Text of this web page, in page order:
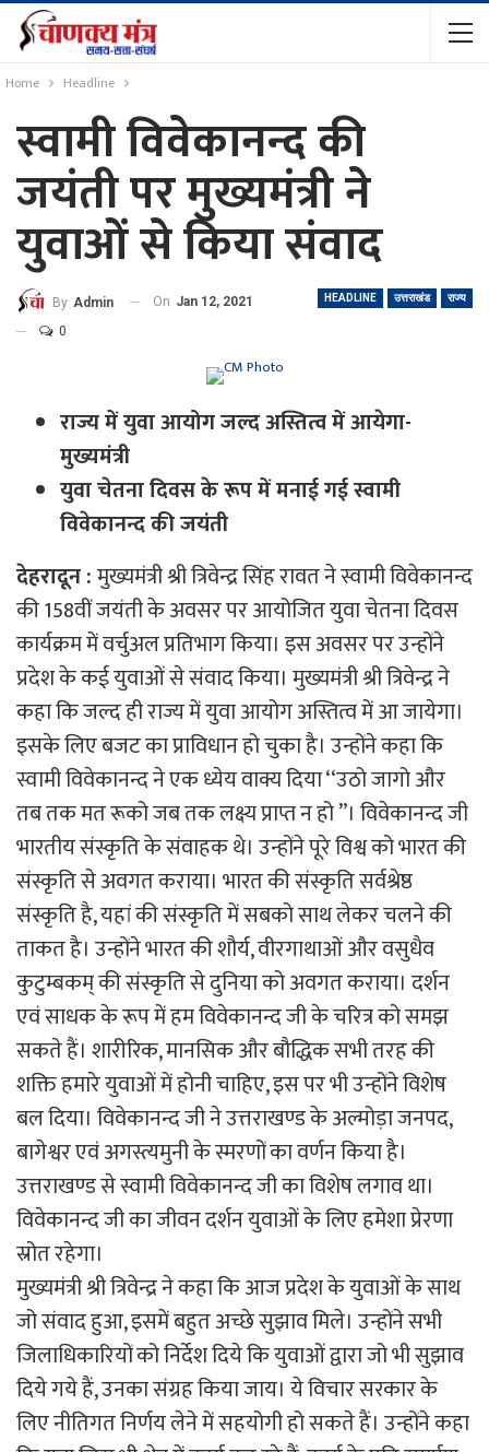
Home Headline
स्वामी विवेकानन्द की
जयंती पर मुख्यमंत्री ने
युवाओं से किया संवाद
HEADLINE उत्तराखंड राज्य
By Admin On Jan 12, 2021
0
राज्य में युवा आयोग जल्द अस्तित्व में आयेगा-
मुख्यमंत्री
युवा चेतना दिवस के रूप में मनाई गई स्वामी
विवेकानन्द की जयंती
देहरादून :मुख्यमंत्री श्री त्रिवेन्द्र सिंह रावत ने स्वामी विवेकानन्द
की 158वीं जयंती के अवसर पर आयोजित युवा चेतना दिवस
कार्यक्रम में वर्चुअल प्रतिभाग किया। इस अवसर पर उन्होंने
प्रदेश के कई युवाओं से संवाद किया। मुख्यमंत्री श्री त्रिवेन्द्र ने
कहा कि जल्द ही राज्य में युवा आयोग अस्तित्व में आ जायेगा।
इसके लिए बजट का प्राविधान हो चुका है। उन्होंने कहा कि
स्वामी विवेकानन्द ने एक ध्येय वाक्य दिया ‘‘उठो जागो और
तब तक मत रूको जब तक लक्ष्य प्राप्त न हो ’’। विवेकानन्द जी
भारतीय संस्कृति के संवाहक थे। उन्होंने पूरे विश्व को भारत की
संस्कृति से अवगत कराया। भारत की संस्कृति सर्वश्रेष्ठ
संस्कृति है, यहां की संस्कृति में सबको साथ लेकर चलने की
ताकत है। उन्होंने भारत की शौर्य, वीरगाथाओं और वसुधैव
कुटुम्बकम् की संस्कृति से दुनिया को अवगत कराया। दर्शन
एवं साधक के रूप में हम विवेकानन्द जी के चरित्र को समझ
सकते हैं। शारीरिक, मानसिक और बौद्धिक सभी तरह की
शक्ति हमारे युवाओं में होनी चाहिए, इस पर भी उन्होंने विशेष
बल दिया। विवेकानन्द जी ने उत्तराखण्ड के अल्मोड़ा जनपद,
बागेश्वर एवं अगस्त्यमुनी के स्मरणों का वर्णन किया है।
उत्तराखण्ड से स्वामी विवेकानन्द जी का विशेष लगाव था।
विवेकानन्द जी का जीवन दर्शन युवाओं के लिए हमेशा प्रेरणा
स्रोत रहेगा।
मुख्यमंत्री श्री त्रिवेन्द्र ने कहा कि आज प्रदेश के युवाओं के साथ
जो संवाद हुआ, इसमें बहुत अच्छे सुझाव मिले। उन्होंने सभी
जिलाधिकारियों को निर्देश दिये कि युवाओं द्वारा जो भी सुझाव
दिये गये हैं, उनका संग्रह किया जाय। ये विचार सरकार के
लिए नीतिगत निर्णय लेने में सहयोगी हो सकते हैं। उन्होंने कहा